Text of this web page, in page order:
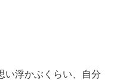
い浮かぶくらい、自分